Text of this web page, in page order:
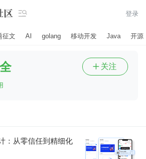
 登录
征文 AI golang 移动开发 Java 开源
 关注
：从零信任到精细化